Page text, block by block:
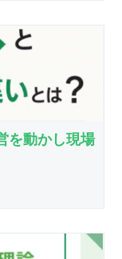
を動かし現場